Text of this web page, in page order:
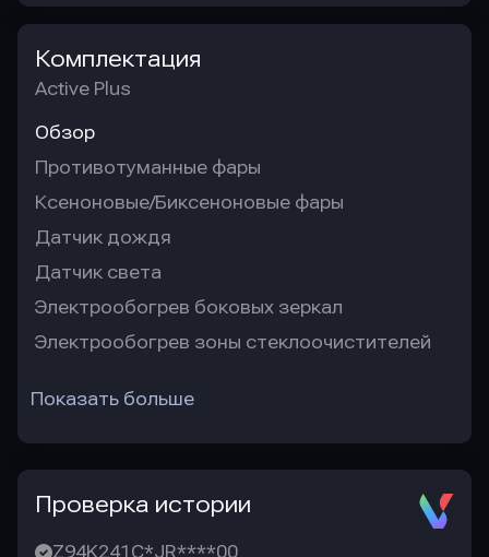
Комплектация
Active Plus
Обзор
Противотуманные фары
Ксеноновые/Биксеноновые фары
Датчик дождя
Датчик света
Электрообогрев боковых зеркал
Электрообогрев зоны стеклоочистителей
Показать больше
Проверка истории
Z94K241C*JR****00